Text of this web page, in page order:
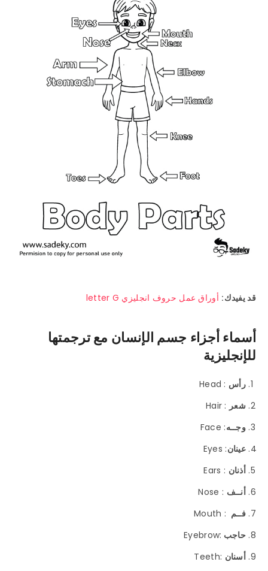
قد يفيدك: أوراق عمل حروف انجليزي letter G
أسماء أجزاء جسم الإنسان مع ترجمتها
للإنجليزية
رأس : Head
شعر : Hair
وجــه: Face
عينان: Eyes
أذنان : Ears
أنــف : Nose
فــم : Mouth
حاجب :Eyebrow
أسنان :Teeth